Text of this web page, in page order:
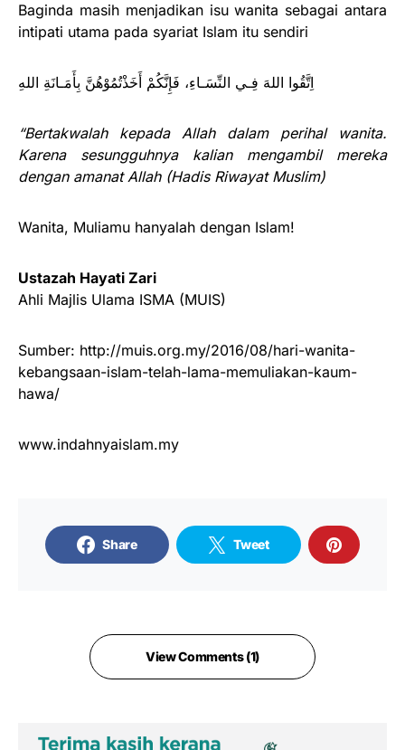
Baginda masih menjadikan isu wanita sebagai antara
intipati utama pada syariat Islam itu sendiri
اِتَّقُوا اللهَ فِـي النِّسَـاءِ، فَإِنَّكُمْ أَخَذْتُمُوْهُنَّ بِأَمَـانَةِ اللهِ
“Bertakwalah kepada Allah dalam perihal wanita.
Karena sesungguhnya kalian mengambil mereka
dengan amanat Allah (Hadis Riwayat Muslim)
Wanita, Muliamu hanyalah dengan Islam!
Ustazah Hayati Zari
Ahli Majlis Ulama ISMA (MUIS)
Sumber: http://muis.org.my/2016/08/hari-wanita-
kebangsaan-islam-telah-lama-memuliakan-kaum-
hawa/
www.indahnyaislam.my
Share Tweet
View Comments (1)